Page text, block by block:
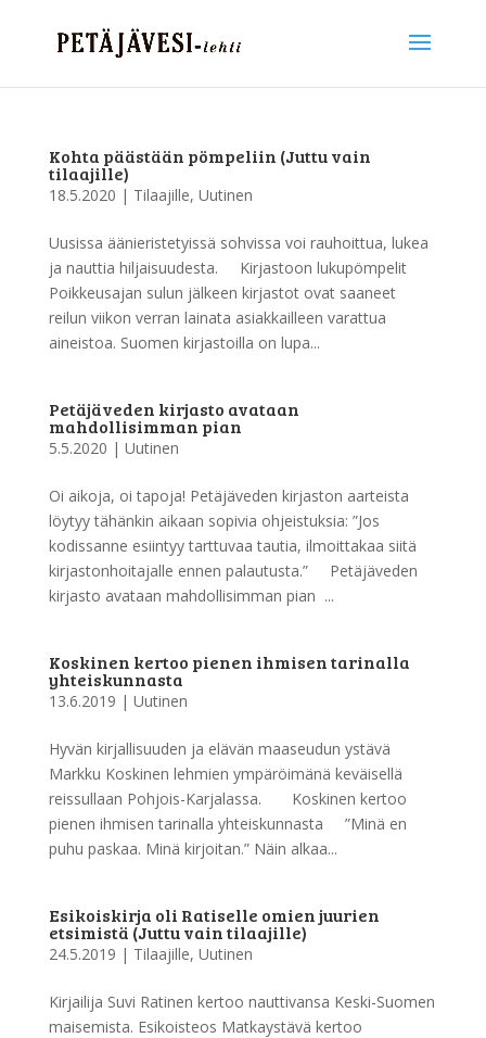
Kohta päästään pömpeliin (Juttu vain
tilaajille)
18.5.2020 | Tilaajille, Uutinen
Uusissa äänieristetyissä sohvissa voi rauhoittua, lukea
ja nauttia hiljaisuudesta. Kirjastoon lukupömpelit
Poikkeusajan sulun jälkeen kirjastot ovat saaneet
reilun viikon verran lainata asiakkailleen varattua
aineistoa. Suomen kirjastoilla on lupa...
Petäjäveden kirjasto avataan
mahdollisimman pian
5.5.2020 | Uutinen
Oi aikoja, oi tapoja! Petäjäveden kirjaston aarteista
löytyy tähänkin aikaan sopivia ohjeistuksia: ”Jos
kodissanne esiintyy tarttuvaa tautia, ilmoittakaa siitä
kirjastonhoitajalle ennen palautusta.” Petäjäveden
kirjasto avataan mahdollisimman pian ...
Koskinen kertoo pienen ihmisen tarinalla
yhteiskunnasta
13.6.2019 | Uutinen
Hyvän kirjallisuuden ja elävän maaseudun ystävä
Markku Koskinen lehmien ympäröimänä keväisellä
reissullaan Pohjois-Karjalassa. Koskinen kertoo
pienen ihmisen tarinalla yhteiskunnasta ”Minä en
puhu paskaa. Minä kirjoitan.” Näin alkaa...
Esikoiskirja oli Ratiselle omien juurien
etsimistä (Juttu vain tilaajille)
24.5.2019 | Tilaajille, Uutinen
Kirjailija Suvi Ratinen kertoo nauttivansa Keski-Suomen
maisemista. Esikoisteos Matkaystävä kertoo